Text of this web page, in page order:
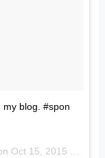
my blog. #spon
Oct 15, 2015 at 8:50am PDT